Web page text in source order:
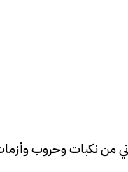
نكبات وحروب وأزمات،